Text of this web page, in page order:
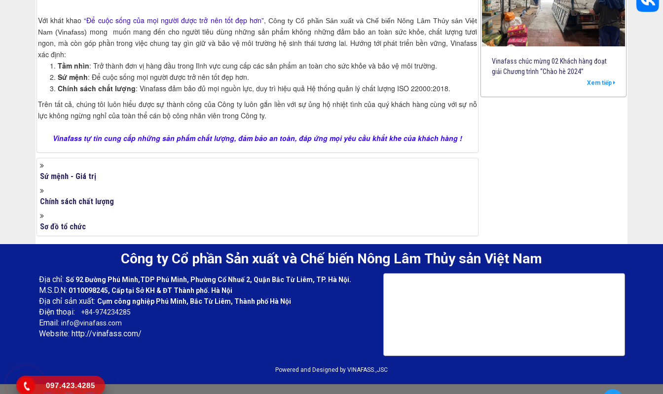
Với khát khao“Để cuộc sống của mọi người được trở nên tốt đẹp hơn”,Công ty Cổ phần Sản xuất và Chế biến Nông Lâm Thủy sản Việt
Nam (Vinafass) mong muốn mang đến cho người tiêu dùng những sản phẩm không những đảm bảo an toàn sức khỏe, chất lượng tươi
ngon, mà còn góp phần trong việc chung tay gìn giữ và bảo vệ môi trường hệ sinh thái tương lai. Hướng tới phát triển bền vững, Vinafass
xác định:
Tầm nhìn: Trở thành đơn vị hàng đầu trong lĩnh vực cung cấp các sản phẩm an toàn cho sức khỏe và bảo vệ môi trường.
Sứ mệnh: Để cuộc sống mọi người được trở nên tốt đẹp hơn.
Chính sách chất lượng: Vinafass đảm bảo đủ mọi nguồn lực, duy trì hiệu quả Hệ thống quản lý chất lượng ISO 22000:2018.
Trên tất cả, chúng tôi luôn hiểu được sự thành công của Công ty luôn gắn liền với sự ủng hộ nhiệt tình của quý khách hàng cùng với sự nỗ
lực không ngừng nghỉ của toàn thể cán bộ công nhân viên trong Công ty.
Vinafass tự tin cung cấp những sản phẩm chất lượng, đảm bảo an toàn, đáp ứng mọi yêu cầu khắt khe của khách hàng !
Sứ mệnh - Giá trị
Chính sách chất lượng
Sơ đồ tổ chức
Vinafass chúc mừng 02 Khách hàng đoạt
giải Chương trình “Chào hè 2024”
Xem tiếp
Công ty Cổ phần Sản xuất và Chế biến Nông Lâm Thủy sản Việt Nam
Địa chỉ: Số 92 Đường Phú Minh,TDP Phú Minh, Phường Cổ Nhuế 2, Quận Bắc Từ Liêm, TP. Hà Nội.
M.S.D.N: 0110098245, Cấp tại Sở KH & ĐT Thành phố. Hà Nội
Địa chỉ sản xuất: Cụm công nghiệp Phú Minh, Bắc Từ Liêm, Thành phố Hà Nội
Điện thoại: +84-974234285
Email: info@vinafass.com
Website: http://vinafass.com/
Powered and Designed by VINAFASS.,JSC
097.423.4285